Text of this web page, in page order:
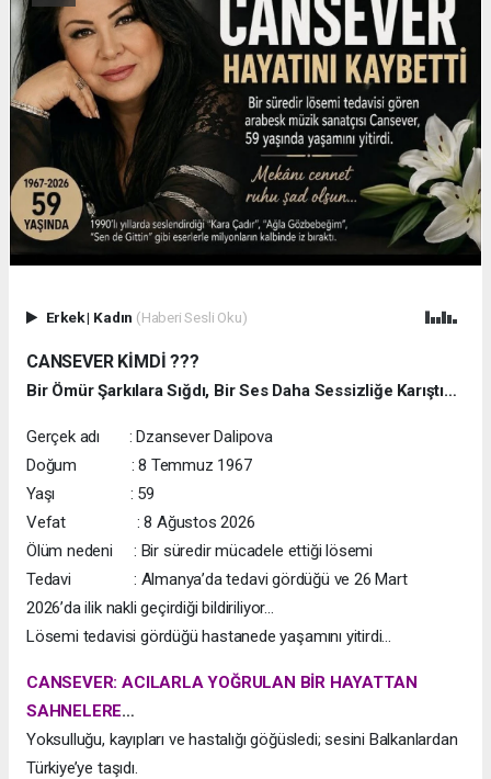
Erkek| Kadın (Haberi Sesli Oku)
CANSEVER KİMDİ ???
Bir Ömür Şarkılara Sığdı, Bir Ses Daha Sessizliğe Karıştı…
Gerçek adı : Dzansever Dalipova
Doğum : 8 Temmuz 1967
Yaşı : 59
Vefat : 8 Ağustos 2026
Ölüm nedeni : Bir süredir mücadele ettiği lösemi
Tedavi : Almanya’da tedavi gördüğü ve 26 Mart
2026’da ilik nakli geçirdiği bildiriliyor...
Lösemi tedavisi gördüğü hastanede yaşamını yitirdi...
CANSEVER: ACILARLA YOĞRULAN BİR HAYATTAN
SAHNELERE…
Yoksulluğu, kayıpları ve hastalığı göğüsledi; sesini Balkanlardan
Türkiye’ye taşıdı.